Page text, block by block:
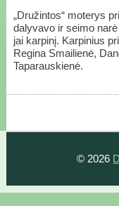
„Družintos“ moterys
dalyvavo ir seimo
jai karpinį. Karpinius
Regina Smailienė,
Taparauskienė.
© 2026